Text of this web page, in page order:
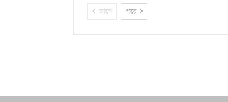
আগে পরে